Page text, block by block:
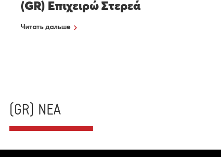
(GR) Επιχειρώ Στερεά
Читать дальше
(GR) ΝΕΑ